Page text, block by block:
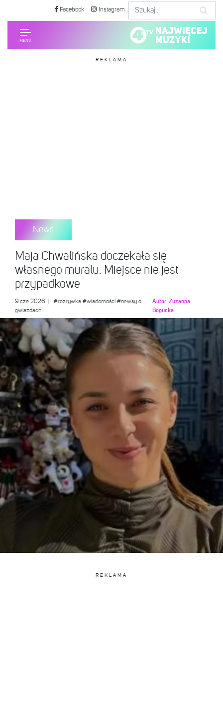
Facebook Instagram
REKLAMA
News
Maja Chwalińska doczekała się
własnego muralu. Miejsce nie jest
przypadkowe
9 cze 2026 #rozrywka #wiadomości #newsy o
gwiazdach
Autor:Zuzanna
Bogucka
REKLAMA